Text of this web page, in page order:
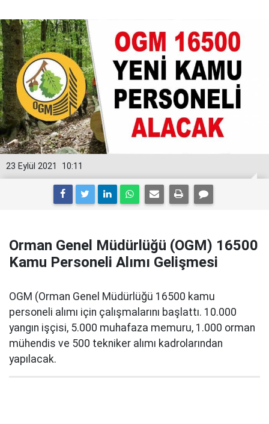
10:11
23 Eylül 2021
Orman Genel Müdürlüğü (OGM) 16500
Kamu Personeli Alımı Gelişmesi
OGM (Orman Genel Müdürlüğü 16500 kamu
personeli alımı için çalışmalarını başlattı. 10.000
yangın işçisi, 5.000 muhafaza memuru, 1.000 orman
mühendis ve 500 tekniker alımı kadrolarından
yapılacak.